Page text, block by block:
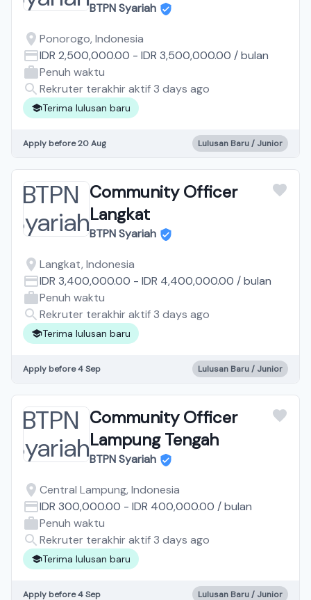
BTPN Syariah
Ponorogo, Indonesia
IDR 2,500,000.00 - IDR 3,500,000.00 /bulan
Penuh waktu
Rekruter terakhir aktif 3 days ago
Terima lulusan baru
Apply before 20 Aug Lulusan Baru / Junior
Community Officer
Langkat
BTPN Syariah
Langkat, Indonesia
IDR 3,400,000.00 - IDR 4,400,000.00 /bulan
Penuh waktu
Rekruter terakhir aktif 3 days ago
Terima lulusan baru
Apply before 4 Sep Lulusan Baru / Junior
Community Officer
Lampung Tengah
BTPN Syariah
Central Lampung, Indonesia
IDR 300,000.00 - IDR 400,000.00 /bulan
Penuh waktu
Rekruter terakhir aktif 3 days ago
Terima lulusan baru
Apply before 4 Sep Lulusan Baru / Junior